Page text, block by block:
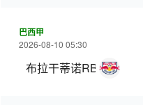
巴西甲
2026-08-10 05:30
布拉干蒂诺RB